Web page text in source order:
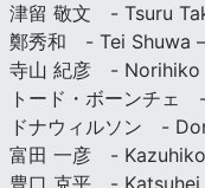
津留 敬文 - Tsuru
鄭秀和 - Tei Shuwa –
寺山 紀彦 - Norihiko
トード・ボーンチェ
ドナウィルソン -
富田 一彦 -